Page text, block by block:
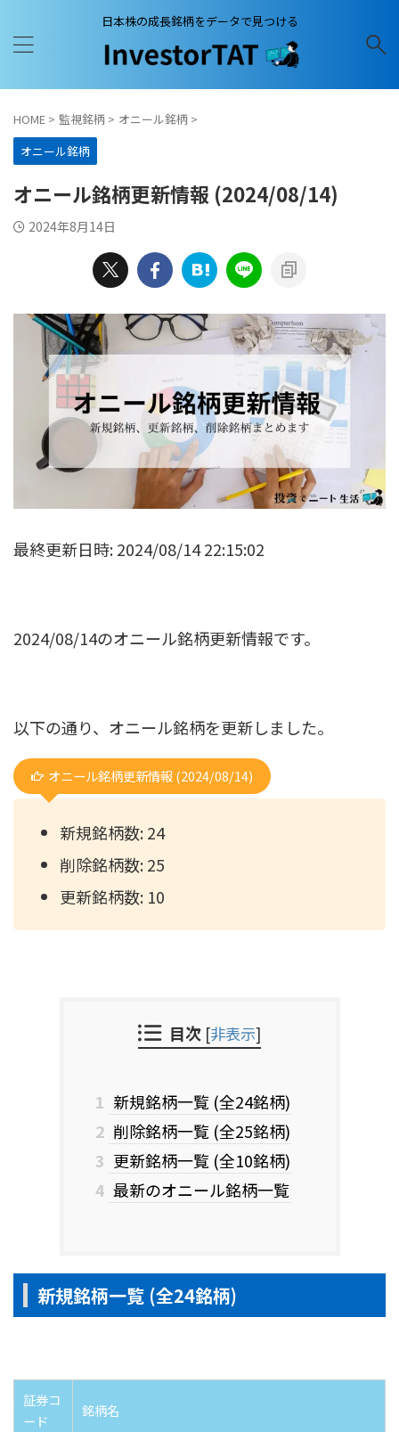
日本株の成長銘柄をデータで見つける
HOME > 監視銘柄 > オニール銘柄 >
オニール銘柄
オニール銘柄更新情報 (2024/08/14)
2024年8月14日
最終更新日時: 2024/08/14 22:15:02
2024/08/14のオニール銘柄更新情報です。
以下の通り、オニール銘柄を更新しました。
オニール銘柄更新情報 (2024/08/14)
新規銘柄数: 24
削除銘柄数: 25
更新銘柄数: 10
目次 [非表示]
1 新規銘柄一覧 (全24銘柄)
2 削除銘柄一覧 (全25銘柄)
3 更新銘柄一覧 (全10銘柄)
4 最新のオニール銘柄一覧
新規銘柄一覧 (全24銘柄)
証券コ
ード
銘柄名